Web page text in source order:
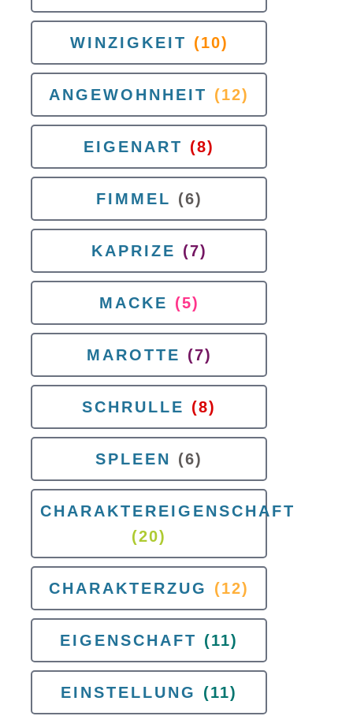
WINZIGKEIT (10)
ANGEWOHNHEIT (12)
EIGENART (8)
FIMMEL (6)
KAPRIZE (7)
MACKE (5)
MAROTTE (7)
SCHRULLE (8)
SPLEEN (6)
CHARAKTEREIGENSCHAFT
(20)
CHARAKTERZUG (12)
EIGENSCHAFT (11)
EINSTELLUNG (11)